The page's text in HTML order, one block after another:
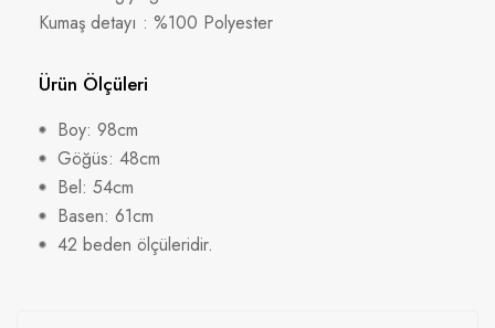
Kumaş detayı : %100 Polyester
Ürün Ölçüleri
Boy: 98cm
Göğüs: 48cm
Bel: 54cm
Basen: 61cm
42 beden ölçüleridir.